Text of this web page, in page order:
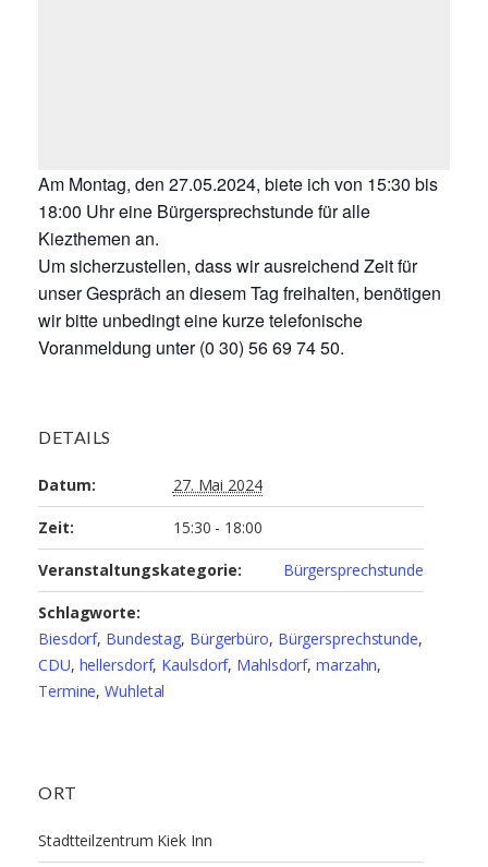
Am Montag, den 27.05.2024, biete ich von 15:30 bis
18:00 Uhr eine Bürgersprechstunde für alle
Kiezthemen an.
Um sicherzustellen, dass wir ausreichend Zeit für
unser Gespräch an diesem Tag freihalten, benötigen
wir bitte unbedingt eine kurze telefonische
Voranmeldung unter (0 30) 56 69 74 50.
DETAILS
Datum: 27. Mai 2024
Zeit: 15:30 - 18:00
Veranstaltungskategorie: Bürgersprechstunde
Schlagworte:
Biesdorf, Bundestag, Bürgerbüro, Bürgersprechstunde,
CDU, hellersdorf, Kaulsdorf, Mahlsdorf,marzahn,
Termine,Wuhletal
ORT
Stadtteilzentrum Kiek Inn